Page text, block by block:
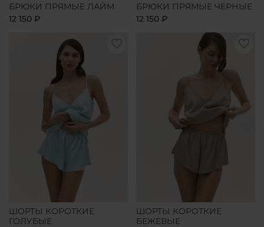
БРЮКИ ПРЯМЫЕ ЛАЙМ
12 150 ₽
БРЮКИ ПРЯМЫЕ ЧЕРНЫЕ
12 150 ₽
ШОРТЫ КОРОТКИЕ
ГОЛУБЫЕ
ШОРТЫ КОРОТКИЕ
БЕЖЕВЫЕ